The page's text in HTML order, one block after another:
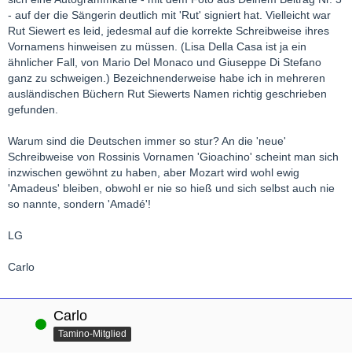
- auf der die Sängerin deutlich mit 'Rut' signiert hat. Vielleicht war
Rut Siewert es leid, jedesmal auf die korrekte Schreibweise ihres
Vornamens hinweisen zu müssen. (Lisa Della Casa ist ja ein
ähnlicher Fall, von Mario Del Monaco und Giuseppe Di Stefano
ganz zu schweigen.) Bezeichnenderweise habe ich in mehreren
ausländischen Büchern Rut Siewerts Namen richtig geschrieben
gefunden.
Warum sind die Deutschen immer so stur? An die 'neue'
Schreibweise von Rossinis Vornamen 'Gioachino' scheint man sich
inzwischen gewöhnt zu haben, aber Mozart wird wohl ewig
'Amadeus' bleiben, obwohl er nie so hieß und sich selbst auch nie
so nannte, sondern 'Amadé'!
LG
Carlo
Online Carlo
Tamino-Mitglied